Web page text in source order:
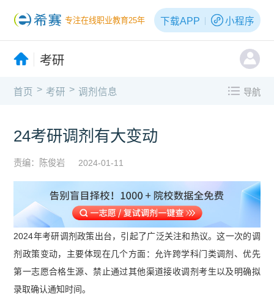
专注在线职业教育25年 下载APP 小程序
考研
首页 > 考研 > 调剂信息 导航
24考研调剂有大变动
责编：陈俊岩 2024-01-11
2024年考研调剂政策出台，引起了广泛关注和热议。这一次的调
剂政策变动，主要体现在几个方面：允许跨学科门类调剂、优先
第一志愿合格生源、禁止通过其他渠道接收调剂考生以及明确拟
录取确认通知时间。